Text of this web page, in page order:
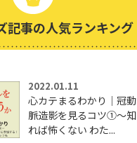
記事の人気ランキング
2022.01.11
心カテまるわかり｜冠動
脈造影を見るコツ①～知
れば怖くない わた...